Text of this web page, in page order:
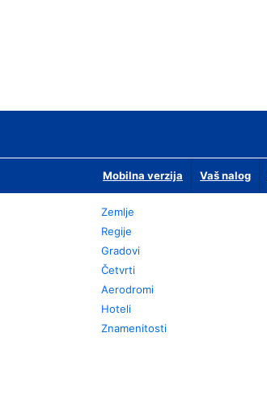
Mobilna verzija Vaš nalog
Zemlje
Regije
Gradovi
Četvrti
Aerodromi
Hoteli
Znamenitosti